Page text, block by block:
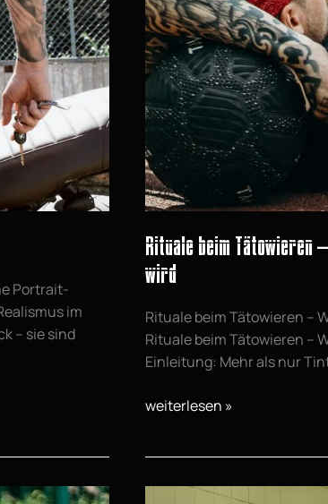
Portrait-
im
– sie sind
Rituale beim Tätowieren
wird
Rituale beim Tätowieren –
Rituale beim Tätowieren –
Einleitung: Mehr als nur
dein
Tattoo
zu
einem
besonderen
Erlebnis
wird
weiterlesen »